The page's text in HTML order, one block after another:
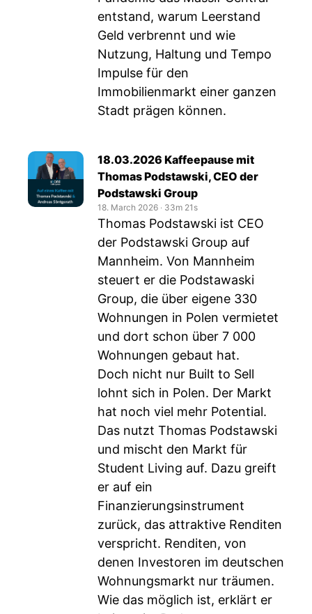
entstand, warum Leerstand
Geld verbrennt und wie
Nutzung, Haltung und Tempo
Impulse für den
Immobilienmarkt einer ganzen
Stadt prägen können.
18.03.2026 Kaffeepause mit
Thomas Podstawski, CEO der
Podstawski Group
18. March 2026 ‧ 33m 21s
Thomas Podstawski ist CEO
der Podstawski Group auf
Mannheim. Von Mannheim
steuert er die Podstawaski
Group, die über eigene 330
Wohnungen in Polen vermietet
und dort schon über 7 000
Wohnungen gebaut hat.
Doch nicht nur Built to Sell
lohnt sich in Polen. Der Markt
hat noch viel mehr Potential.
Das nutzt Thomas Podstawski
und mischt den Markt für
Student Living auf. Dazu greift
er auf ein
Finanzierungsinstrument
zurück, das attraktive Renditen
verspricht. Renditen, von
denen Investoren im deutschen
Wohnungsmarkt nur träumen.
Wie das möglich ist, erklärt er